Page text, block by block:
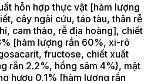
hỗn hợp thực vật [hàm lượng
cây ngải cứu, táo tàu, thân rễ
cam thảo, rễ địa hoàng], chiết
[hàm lượng rắn 60%, xi-rô
fructose, chiết xuất
rắn 2.2%, hồng sâm 4%}, mật
hươu 0.1% [hàm lượng rắn